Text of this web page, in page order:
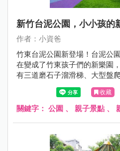
新竹台泥公園，小小孩的
作者：小資爸
竹東台泥公園新登場！台泥公
在變成了竹東孩子們的新樂園
有三道磨石子溜滑梯、大型盤
涵洞上面更全部覆蓋了綠色草
共融遊戲場中開心玩樂！現在
台泥公園的遊戲場哪邊好玩！
收藏
關鍵字： 公園 、 親子景點 、